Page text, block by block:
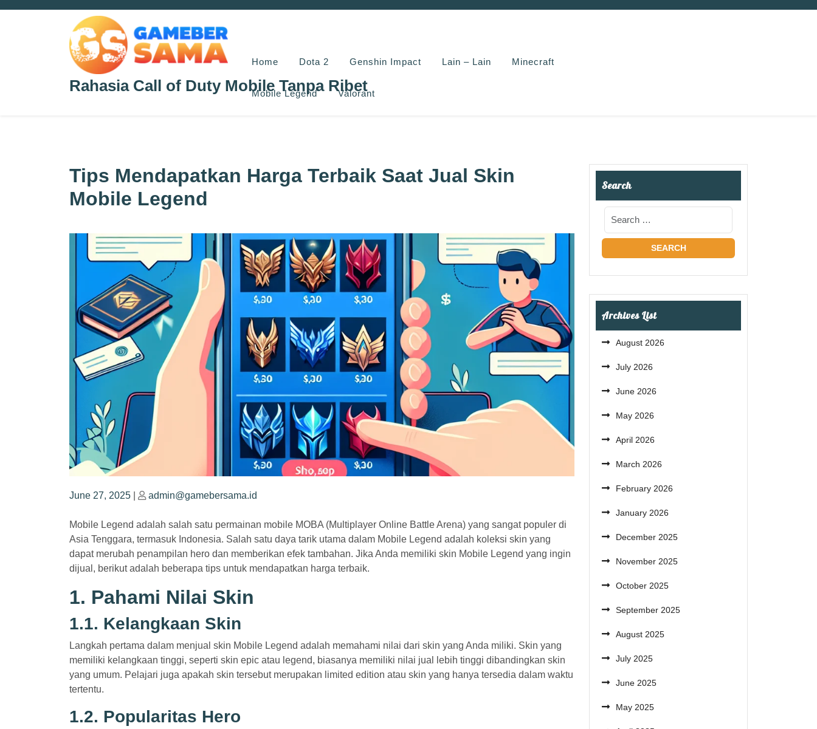
Rahasia Call of Duty Mobile Tanpa Ribet
Home Dota 2 Genshin Impact Lain – Lain Minecraft
Mobile Legend Valorant
Tips Mendapatkan Harga Terbaik Saat Jual Skin
Mobile Legend
Posted
June 27, 2025
Posted
admin@gamebersama.id
Mobile Legend adalah salah satu permainan mobile MOBA (Multiplayer Online Battle Arena) yang sangat populer di
Asia Tenggara, termasuk Indonesia. Salah satu daya tarik utama dalam Mobile Legend adalah koleksi skin yang
dapat merubah penampilan hero dan memberikan efek tambahan. Jika Anda memiliki skin Mobile Legend yang ingin
dijual, berikut adalah beberapa tips untuk mendapatkan harga terbaik.
1. Pahami Nilai Skin
1.1. Kelangkaan Skin
Langkah pertama dalam menjual skin Mobile Legend adalah memahami nilai dari skin yang Anda miliki. Skin yang
memiliki kelangkaan tinggi, seperti skin epic atau legend, biasanya memiliki nilai jual lebih tinggi dibandingkan skin
yang umum. Pelajari juga apakah skin tersebut merupakan limited edition atau skin yang hanya tersedia dalam waktu
tertentu.
1.2. Popularitas Hero
Search
Archives List
August 2026
July 2026
June 2026
May 2026
April 2026
March 2026
February 2026
January 2026
December 2025
November 2025
October 2025
September 2025
August 2025
July 2025
June 2025
May 2025